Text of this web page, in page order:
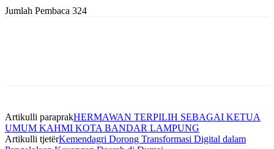
Jumlah Pembaca 324
Artikulli paraprakHERMAWAN TERPILIH SEBAGAI KETUA
UMUM KAHMI KOTA BANDAR LAMPUNG
Artikulli tjetërKemendagri Dorong Transformasi Digital dalam